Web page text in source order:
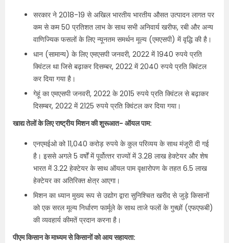
सरकार ने 2018-19 से अखिल भारतीय भारतीय औसत उत्पादन लागत पर
कम से कम 50 प्रतिशत लाभ के साथ सभी अनिवार्य खरीफ, रबी और अन्य
वाणिज्यिक फसलों के लिए न्‍यूनतम समर्थन मूल्‍य (एमएसपी) में वृद्धि की है।
धान (सामान्य) के लिए एमएसपी जनवरी, 2022 में 1940 रुपये प्रति
क्विंटल था जिसे बढ़ाकर दिसम्‍बर, 2022 में 2040 रुपये प्रति क्विंटल
कर दिया गया है।
गेहूं का एमएसपी जनवरी, 2022 के 2015 रुपये प्रति क्विंटल से बढ़ाकर
दिसम्‍बर, 2022 में 2125 रुपये प्रति क्विंटल कर दिया गया।
खाद्य तेलों के लिए राष्ट्रीय मिशन की शुरूआत- ऑयल पाम:
एनएमईओ को 11,040 करोड़ रुपये के कुल परिव्यय के साथ मंजूरी दी गई
है। इससे अगले 5 वर्षों में पूर्वोत्‍तर राज्‍यों में 3.28 लाख हेक्टेयर और शेष
भारत में 3.22 हेक्‍टेयर के साथ ऑयल पाम वृक्षारोपण के तहत 6.5 लाख
हेक्टेयर का अतिरिक्त क्षेत्र आएगा।
मिशन का ध्‍यान मुख्‍य रूप से उद्योग द्वारा सुनिश्चित खरीद से जुड़े किसानों
को एक सरल मूल्य निर्धारण फार्मूले के साथ ताजे फलों के गुच्छों (एफएफबी)
की व्यवहार्य कीमतें प्रदान करना है।
पीएम किसान के माध्यम से किसानों को आय सहायता: